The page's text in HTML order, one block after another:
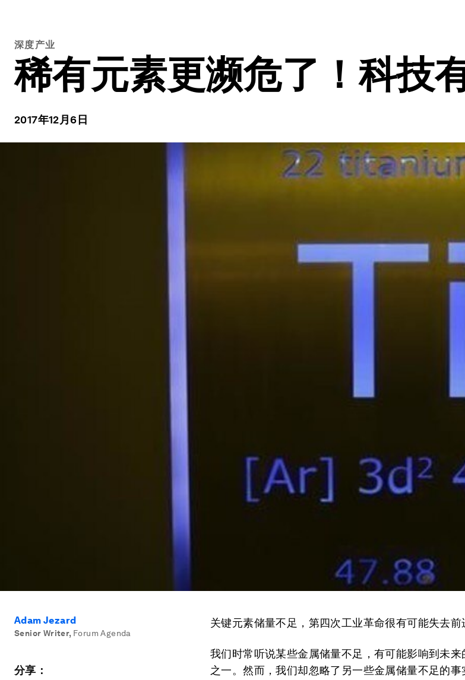
深度产业
稀有元素更濒危了！科技
2017年12月6日
Adam Jezard
Senior Writer, Forum Agenda
分享：
关键元素储量不足，第四次工业革命很有可能失去前
我们时常听说某些金属储量不足，有可能影响到未来
之一。然而，我们却忽略了另一些金属储量不足的